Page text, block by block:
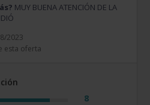
MUY BUENA ATENCIÓN DE LA
2023
esta oferta
8